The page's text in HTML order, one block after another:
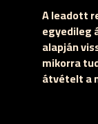
A leadott
egyedileg
alapján
mikorra
átvételt a